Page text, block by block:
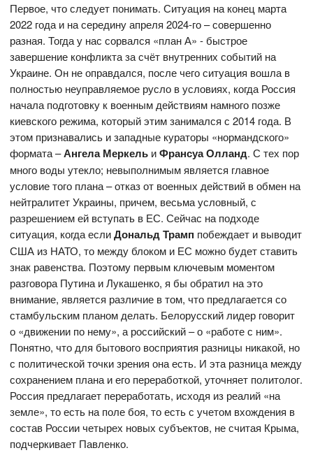
Первое, что следует понимать. Ситуация на конец марта
2022 года и на середину апреля 2024-го – совершенно
разная. Тогда у нас сорвался «план А» - быстрое
завершение конфликта за счёт внутренних событий на
Украине. Он не оправдался, после чего ситуация вошла в
полностью неуправляемое русло в условиях, когда Россия
начала подготовку к военным действиям намного позже
киевского режима, который этим занимался с 2014 года. В
этом признавались и западные кураторы «нормандского»
формата –Ангела Меркель иФрансуа Олланд. С тех пор
много воды утекло; невыполнимым является главное
условие того плана – отказ от военных действий в обмен на
нейтралитет Украины, причем, весьма условный, с
разрешением ей вступать в ЕС. Сейчас на подходе
ситуация, когда еслиДональд Трамп побеждает и выводит
США из НАТО, то между блоком и ЕС можно будет ставить
знак равенства. Поэтому первым ключевым моментом
разговора Путина и Лукашенко, я бы обратил на это
внимание, является различие в том, что предлагается со
стамбульским планом делать. Белорусский лидер говорит
о «движении по нему», а российский – о «работе с ним».
Понятно, что для бытового восприятия разницы никакой, но
с политической точки зрения она есть. И эта разница между
сохранением плана и его переработкой, уточняет политолог.
Россия предлагает переработать, исходя из реалий «на
земле», то есть на поле боя, то есть с учетом вхождения в
состав России четырех новых субъектов, не считая Крыма,
подчеркивает Павленко.